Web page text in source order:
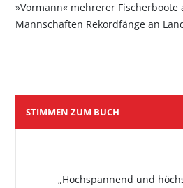
»Vormann« mehrerer
Mannschaften Rekordfänge an
STIMMEN ZUM BUCH
„Hochspannend und